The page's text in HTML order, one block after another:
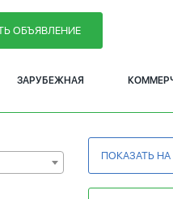
ОБЪЯВЛЕНИЕ
ЗАРУБЕЖНАЯ
ПОКАЗАТЬ НА